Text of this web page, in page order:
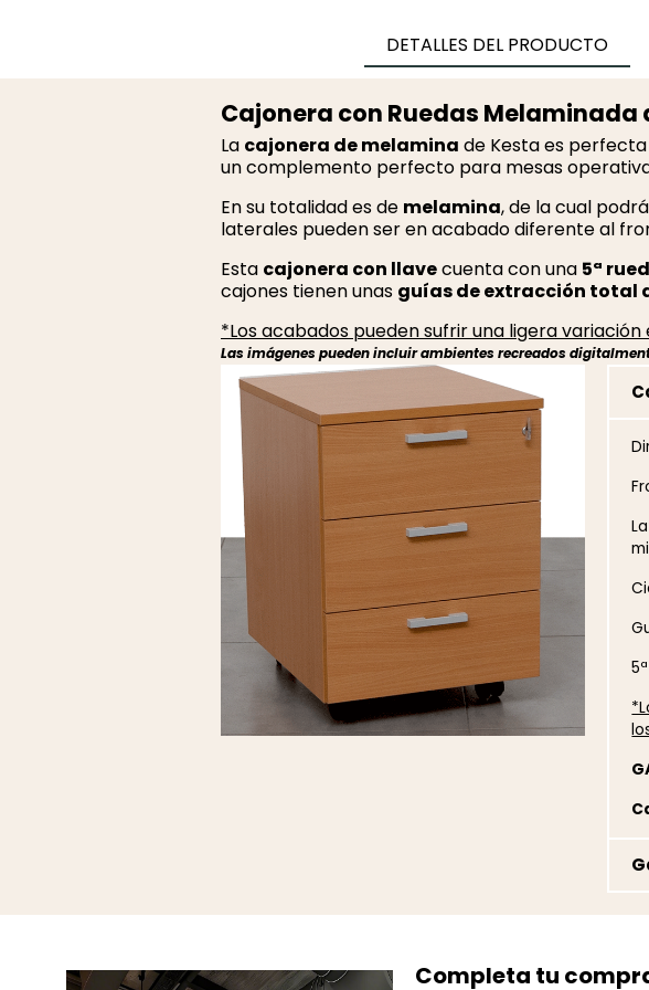
DETALLES DEL PRODUCTO
Cajonera con Ruedas Melaminada
La cajonera de melamina de Kesta es
un complemento perfecto para mesas
En su totalidad es de melamina, de la cual
laterales pueden ser en acabado diferente al
Esta cajonera con llavecuenta con una 5ª
cajones tienen unas guías de extracción total
*Los acabados pueden sufrir una ligera
Las imágenes pueden incluir ambientes recreados
Completa tu